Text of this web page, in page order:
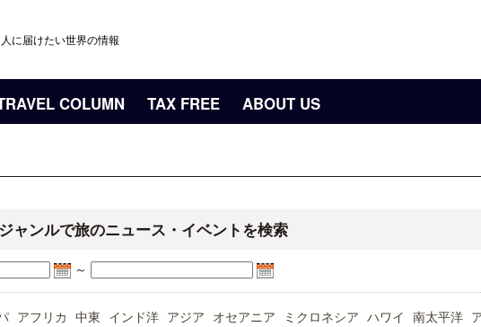
に届けたい世界の情報
COLUMN TAX FREE ABOUT US
ャンルで旅のニュース・イベントを検索
～
アフリカ 中東 インド洋 アジア オセアニア ミクロネシア ハワイ 南太平洋